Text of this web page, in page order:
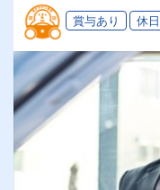
賞与あり 休